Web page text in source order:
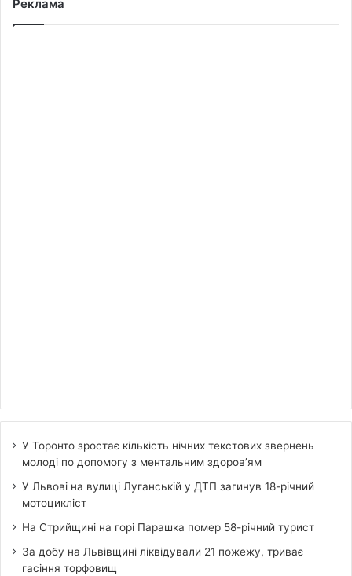
Реклама
У Торонто зростає кількість нічних текстових звернень
молоді по допомогу з ментальним здоров’ям
У Львові на вулиці Луганській у ДТП загинув 18-річний
мотоцикліст
На Стрийщині на горі Парашка помер 58-річний турист
За добу на Львівщині ліквідували 21 пожежу, триває
гасіння торфовищ